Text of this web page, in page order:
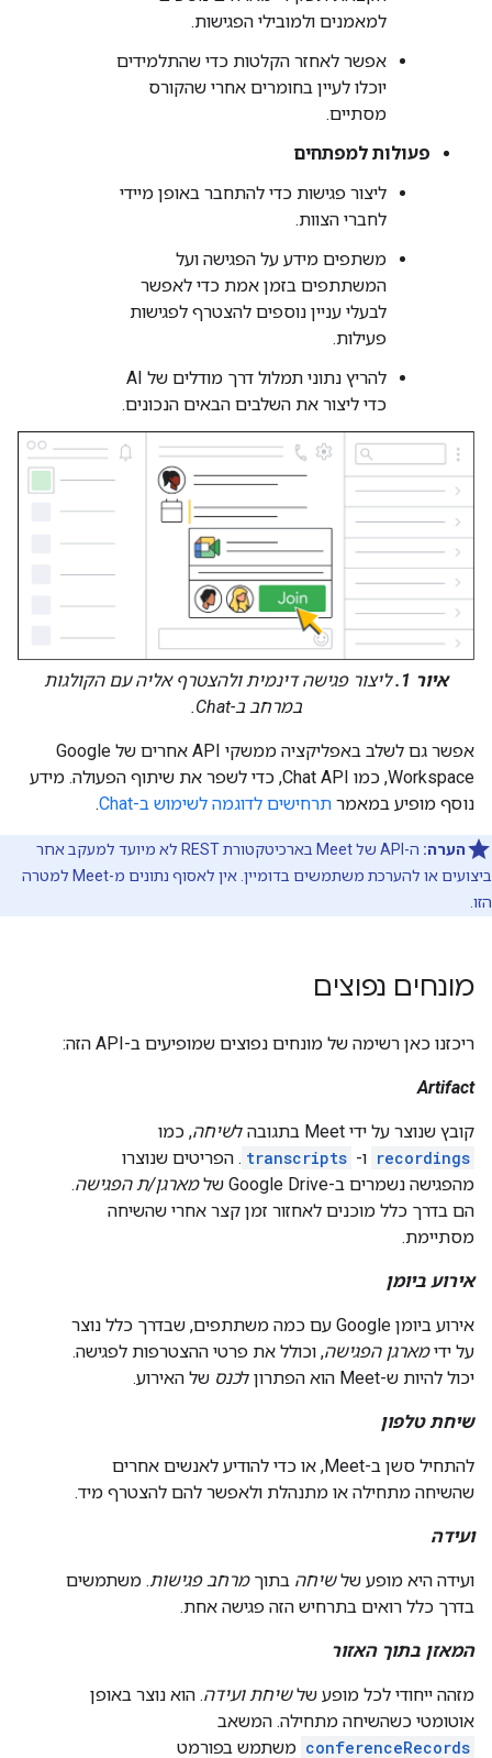
למאמנים ולמובילי הפגישות.
אפשר לאחזר הקלטות כדי שהתלמידים
יוכלו לעיין בחומרים אחרי שהקורס
מסתיים.
פעולות למפתחים
ליצור פגישות כדי להתחבר באופן מיידי
לחברי הצוות.
משתפים מידע על הפגישה ועל
המשתתפים בזמן אמת כדי לאפשר
לבעלי עניין נוספים להצטרף לפגישות
פעילות.
להריץ נתוני תמלול דרך מודלים של AI
כדי ליצור את השלבים הבאים הנכונים.
איור 1.
ליצור פגישה דינמית ולהצטרף אליה עם הקולגות
במרחב ב-Chat.
אפשר גם לשלב באפליקציה ממשקי API אחרים של Google
Workspace, כמו Chat API, כדי לשפר את שיתוף הפעולה. מידע
נוסף מופיע במאמר תרחישים לדוגמה לשימוש ב-Chat .
הערה:
ה-API של Meet בארכיטקטורת REST לא מיועד למעקב אחר
ביצועים או להערכת משתמשים בדומיין. אין לאסוף נתונים מ-Meet למטרה
הזו.
מונחים נפוצים
ריכזנו כאן רשימה של מונחים נפוצים שמופיעים ב-API הזה:
Artifact
קובץ שנוצר על ידי Meet בתגובה ל שיחה, כמו
recordings ו- transcripts . הפריטים שנוצרו
מהפגישה נשמרים ב-Google Drive של
מארגן/ת הפגישה.
הם בדרך כלל מוכנים לאחזור זמן קצר אחרי שהשיחה
מסתיימת.
אירוע ביומן
אירוע ביומן Google עם כמה משתתפים, שבדרך כלל נוצר
על ידימארגן הפגישה, וכולל את פרטי ההצטרפות לפגישה.
יכול להיות ש-Meet הוא הפתרון ל
כנס של האירוע.
שיחת טלפון
להתחיל סשן ב-Meet, או כדי להודיע לאנשים אחרים
שהשיחה מתחילה או מתנהלת ולאפשר להם להצטרף מיד.
ועידה
ועידה היא מופע שלשיחה בתוךמרחב פגישות. משתמשים
בדרך כלל רואים בתרחיש הזה פגישה אחת.
המאזן בתוך האזור
מזהה ייחודי לכל מופע שלשיחת ועידה. הוא נוצר באופן
אוטומטי כשהשיחה מתחילה. המשאב
conferenceRecords משתמש בפורמט